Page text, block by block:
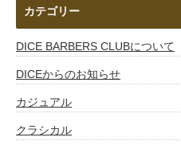
カテゴリー
DICE BARBERS CLUBについて
DICEからのお知らせ
カジュアル
クラシカル